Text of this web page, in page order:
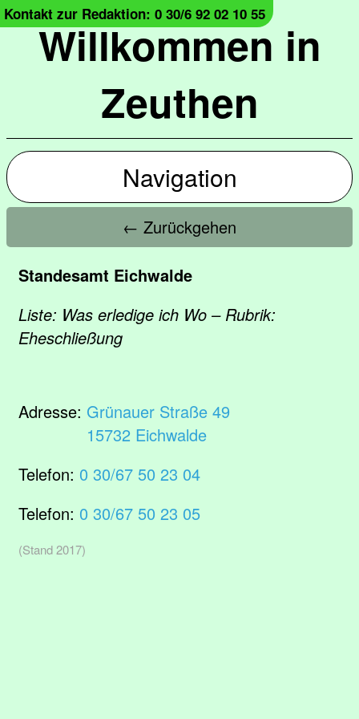
Willkommen in
Zeuthen
Kontakt zur Redaktion: 0 30/6 92 02 10 55
Navigation
← Zurückgehen
Standesamt Eichwalde
Liste: Was erledige ich Wo – Rubrik:
Eheschließung
Adresse: Grünauer Straße 49
15732 Eichwalde
Telefon: 0 30/67 50 23 04
Telefon: 0 30/67 50 23 05
(Stand 2017)